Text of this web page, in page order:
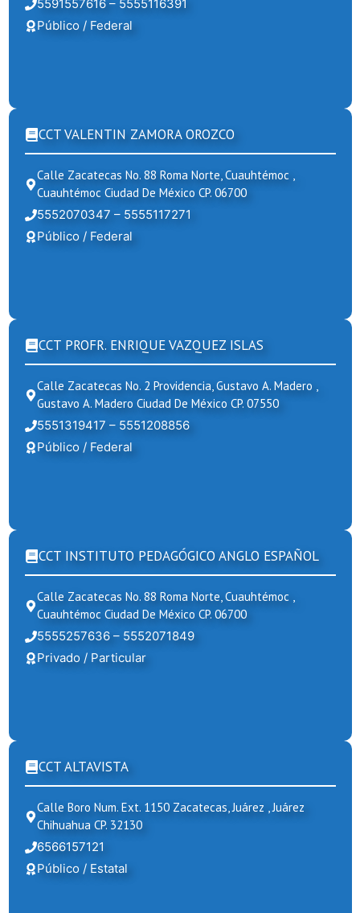
5591557616 – 5555116391
Público / Federal
CCT VALENTIN ZAMORA OROZCO
Calle Zacatecas No. 88 Roma Norte, Cuauhtémoc ,
Cuauhtémoc Ciudad De México CP. 06700
5552070347 – 5555117271
Público / Federal
CCT PROFR. ENRIQUE VAZQUEZ ISLAS
Calle Zacatecas No. 2 Providencia, Gustavo A. Madero ,
Gustavo A. Madero Ciudad De México CP. 07550
5551319417 – 5551208856
Público / Federal
CCT INSTITUTO PEDAGÓGICO ANGLO ESPAÑOL
Calle Zacatecas No. 88 Roma Norte, Cuauhtémoc ,
Cuauhtémoc Ciudad De México CP. 06700
5555257636 – 5552071849
Privado / Particular
CCT ALTAVISTA
Calle Boro Num. Ext. 1150 Zacatecas, Juárez , Juárez
Chihuahua CP. 32130
6566157121
Público / Estatal